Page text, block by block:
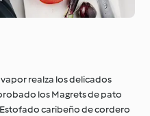
realza los delicados
los Magrets de pato
Estofado caribeño de cordero